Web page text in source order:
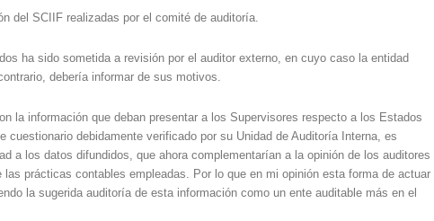
del SCIIF realizadas por el comité de auditoría.
ha sido sometida a revisión por el auditor externo, en cuyo caso la entidad
debería informar de sus motivos.
la información que deban presentar a los Supervisores respecto a los Estados
cuestionario debidamente verificado por su Unidad de Auditoría Interna, es
a los datos difundidos, que ahora complementarían a la opinión de los auditores
prácticas contables empleadas. Por lo que en mi opinión esta forma de actuar
la sugerida auditoría de esta información como un ente auditable más en el